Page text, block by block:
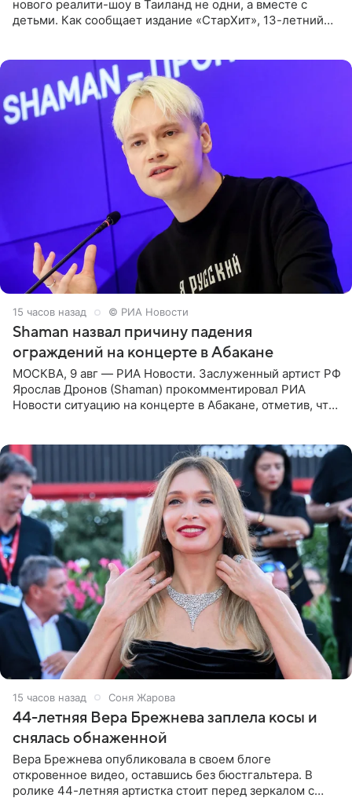
нового реалити-шоу в Таиланд не одни, а вместе с
детьми. Как сообщает издание «СтарХит», 13-летний
15 часов назад © РИА Новости
Shaman назвал причину падения
ограждений на концерте в Абакане
МОСКВА, 9 авг — РИА Новости. Заслуженный артист РФ
Ярослав Дронов (Shaman) прокомментировал РИА
Новости ситуацию на концерте в Абакане, отметив, что
15 часов назад Соня Жарова
44-летняя Вера Брежнева заплела косы и
снялась обнаженной
Вера Брежнева опубликовала в своем блоге
откровенное видео, оставшись без бюстгальтера. В
ролике 44-летняя артистка стоит перед зеркалом с